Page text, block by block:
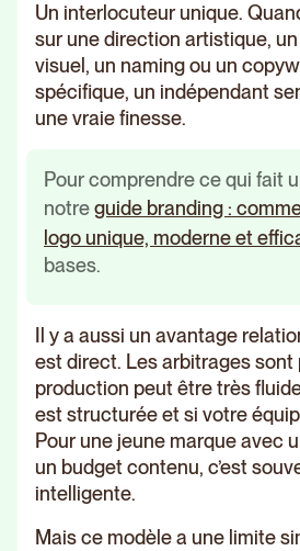
Un interlocuteur unique.
sur une direction artistique,
visuel, un naming ou un
spécifique, un indépendant
une vraie finesse.
Pour comprendre ce qui fait
notreguide branding :
logo unique, moderne et
bases.
Il y a aussi un avantage
est direct. Les arbitrages sont
production peut être très
est structurée et si votre
Pour une jeune marque avec
un budget contenu, c’est
intelligente.
Mais ce modèle a une limite